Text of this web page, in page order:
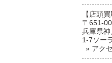
【店頭
〒651-
兵庫県神
1-7ソー
» アク